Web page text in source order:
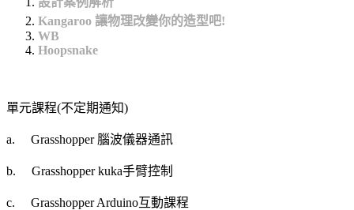
Kangaroo 讓物理改變你的造型吧!
WB
Hoopsnake
單元課程(不定期通知)
a. Grasshopper 腦波儀器通訊
b. Grasshopper kuka手臂控制
c. Grasshopper Arduino互動課程